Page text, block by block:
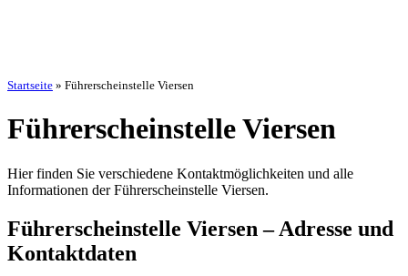
Startseite » Führerscheinstelle Viersen
Führerscheinstelle Viersen
Hier finden Sie verschiedene Kontaktmöglichkeiten und alle
Informationen der Führerscheinstelle Viersen.
Führerscheinstelle Viersen – Adresse und
Kontaktdaten